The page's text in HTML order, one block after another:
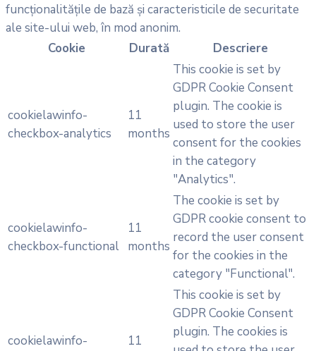
funcționalitățile de bază și caracteristicile de securitate
ale site-ului web, în mod anonim.
Cookie
Durată Descriere
cookielawinfo-
checkbox-analytics
11
months
This cookie is set by
GDPR Cookie Consent
plugin. The cookie is
used to store the user
consent for the cookies
in the category
"Analytics".
cookielawinfo-
checkbox-functional
11
months
The cookie is set by
GDPR cookie consent to
record the user consent
for the cookies in the
category "Functional".
cookielawinfo-
11
This cookie is set by
GDPR Cookie Consent
plugin. The cookies is